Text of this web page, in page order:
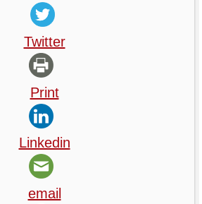
Twitter
Print
Linkedin
email